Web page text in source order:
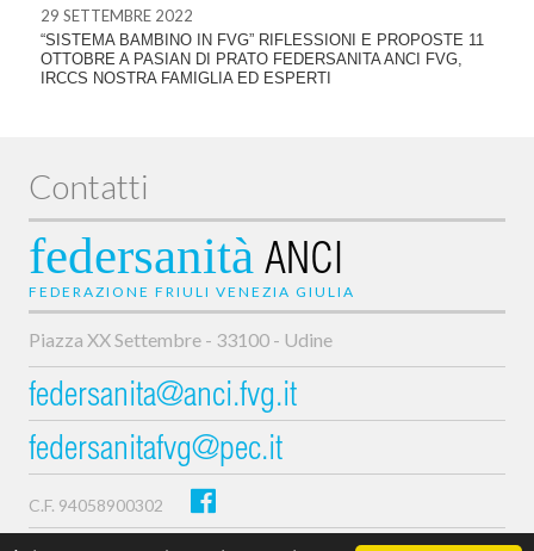
29 SETTEMBRE 2022
“SISTEMA BAMBINO IN FVG” RIFLESSIONI E PROPOSTE 11
OTTOBRE A PASIAN DI PRATO FEDERSANITA ANCI FVG,
IRCCS NOSTRA FAMIGLIA ED ESPERTI
Contatti
federsanità ANCI
FEDERAZIONE FRIULI VENEZIA GIULIA
Piazza XX Settembre - 33100 - Udine
federsanita@anci.fvg.it
federsanitafvg@pec.it
C.F. 94058900302